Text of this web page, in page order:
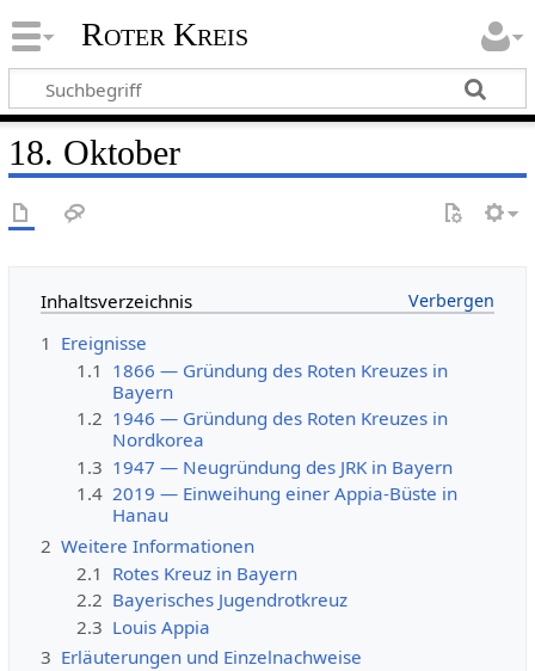
Roter Kreis
18. Oktober
Inhaltsverzeichnis
1 Ereignisse
1.1 1866 — Gründung des Roten Kreuzes in
Bayern
1.2 1946 — Gründung des Roten Kreuzes in
Nordkorea
1.3 1947 — Neugründung des JRK in Bayern
1.4 2019 — Einweihung einer Appia-Büste in
Hanau
2 Weitere Informationen
2.1 Rotes Kreuz in Bayern
2.2 Bayerisches Jugendrotkreuz
2.3 Louis Appia
3 Erläuterungen und Einzelnachweise